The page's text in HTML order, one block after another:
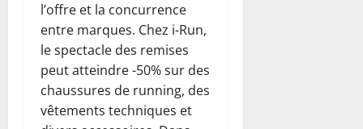
l’offre et la concurrence
entre marques. Chez i-Run,
le spectacle des remises
peut atteindre -50% sur des
chaussures de running, des
vêtements techniques et